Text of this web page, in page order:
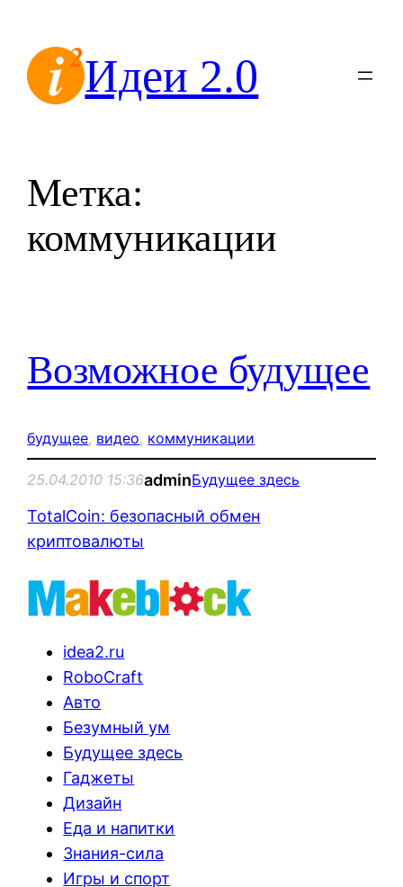
содержимомуИдеи 2.0
Метка:
коммуникации
Возможное будущее
будущее, видео, коммуникации
25.04.2010 15:36adminБудущее здесь
TotalCoin: безопасный обмен
криптовалюты
idea2.ru
RoboCraft
Авто
Безумный ум
Будущее здесь
Гаджеты
Дизайн
Еда и напитки
Знания-сила
Игры и спорт